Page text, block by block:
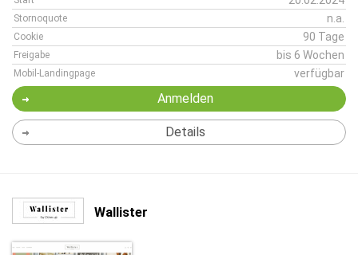
Stornoquote n.a.
Cookie 90 Tage
Freigabe bis 6 Wochen
Mobil-Landingpage verfügbar
Anmelden
Details
Wallister